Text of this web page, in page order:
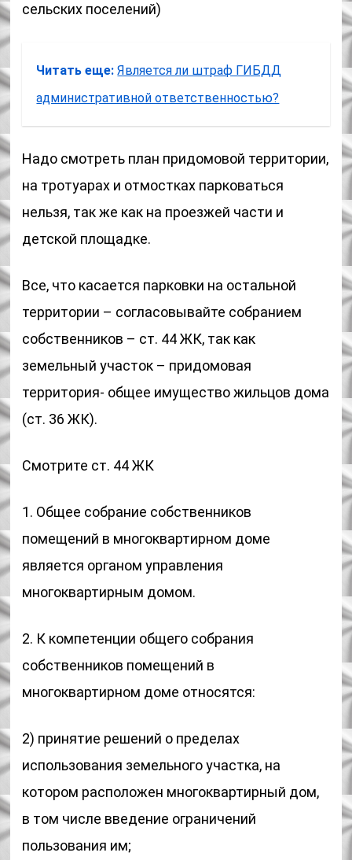
сельских поселений)
Читать еще: Является ли штраф ГИБДД
административной ответственностью?
Надо смотреть план придомовой территории,
на тротуарах и отмостках парковаться
нельзя, так же как на проезжей части и
детской площадке.
Все, что касается парковки на остальной
территории – согласовывайте собранием
собственников – ст. 44 ЖК, так как
земельный участок – придомовая
территория- общее имущество жильцов дома
(ст. 36 ЖК).
Смотрите ст. 44 ЖК
1. Общее собрание собственников
помещений в многоквартирном доме
является органом управления
многоквартирным домом.
2. К компетенции общего собрания
собственников помещений в
многоквартирном доме относятся:
2) принятие решений о пределах
использования земельного участка, на
котором расположен многоквартирный дом,
в том числе введение ограничений
пользования им;